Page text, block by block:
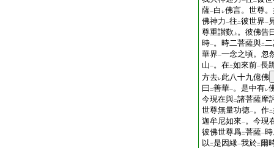
薩一白 レ佛言。世尊
佛神力 一往 二彼世界一
尊重讃歎
上 。彼佛告
時一。時二菩薩與二
華界一一念之頃。忽
山一。在二如來前一長
方去レ此八十九億佛
曰 二善華一。是中有レ
今現在與二諸菩薩摩
世尊無量功徳一。作二
迦牟尼如來一。今現
彼佛世尊爲二菩薩一
以 二是因縁一我於二爾